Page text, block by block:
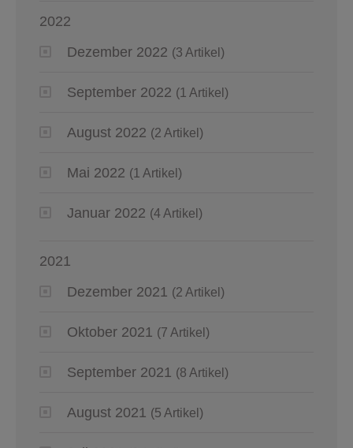
2022
Dezember 2022 (3 Artikel)
September 2022 (1 Artikel)
August 2022 (2 Artikel)
Mai 2022 (1 Artikel)
Januar 2022 (4 Artikel)
2021
Dezember 2021 (2 Artikel)
Oktober 2021 (7 Artikel)
September 2021 (8 Artikel)
August 2021 (5 Artikel)